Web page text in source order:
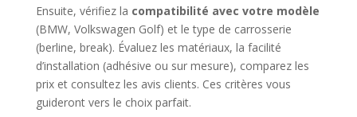
Ensuite, vérifiez la compatibilité avec votre modèle
(BMW, Volkswagen Golf) et le type de carrosserie
(berline, break). Évaluez les matériaux, la facilité
d’installation (adhésive ou sur mesure), comparez les
prix et consultez les avis clients. Ces critères vous
guideront vers le choix parfait.